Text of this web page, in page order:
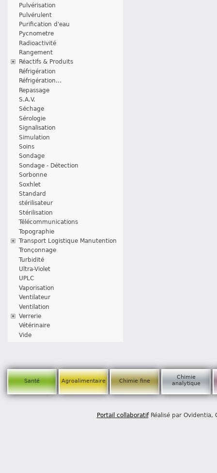
Pulvérisation
Pulvérulent
Purification d'eau
Pycnometre
Radioactivité
Rangement
Réactifs & Produits
Réfrigération
Réfrigération...
Repassage
S.A.V.
Séchage
Sérologie
Signalisation
Simulation
Soins
Sondage
Sondage - Détection
Sorbonne
Soxhlet
Standard
stérilisateur
Stérilisation
Télécommunications
Topographie
Transport Logistique Manutention
Tronçonnage
Turbidité
Ultra-Violet
UPLC
Vaporisation
Ventilateur
Ventilation
Verrerie
Vétérinaire
Vide
Santé Agroalimentaire Chimie fine
Chimie
analytique
Portail collaboratifRéalisé par Ovidentia,